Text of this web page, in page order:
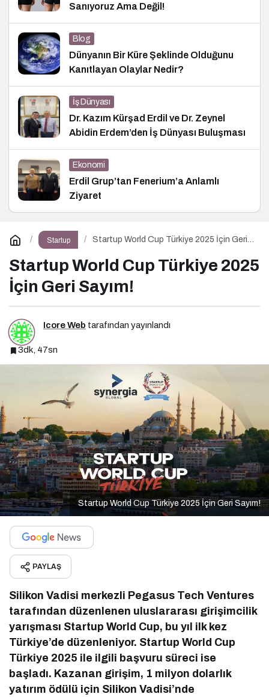
Sanıyoruz Ama Değil!
Blog
Dünyanın Bir Küre Şeklinde Olduğunu
Kanıtlayan Olaylar Nedir?
İş Dünyası
Dr. Kazım Kürşad Erdil ve Dr. Zeynel
Abidin Erdem’den İş Dünyası Buluşması
Ekonomi
Erdil Grup’tan Fenerium’a Anlamlı
Ziyaret
Startup
Startup World Cup Türkiye 2025 İçin Geri
Startup World Cup Türkiye 2025
İçin Geri Sayım!
Icore Web tarafından yayınlandı
3dk, 47sn
Startup World Cup Türkiye 2025 İçin Geri Sayım!
PAYLAŞ
Silikon Vadisi merkezli Pegasus Tech Ventures
tarafından düzenlenen uluslararası girişimcilik
yarışması Startup World Cup, bu yıl ilk kez
Türkiye’de düzenleniyor. Startup World Cup
Türkiye 2025 ile ilgili başvuru süreci ise
başladı. Kazanan girişim, 1 milyon dolarlık
yatırım ödülü için Silikon Vadisi’nde